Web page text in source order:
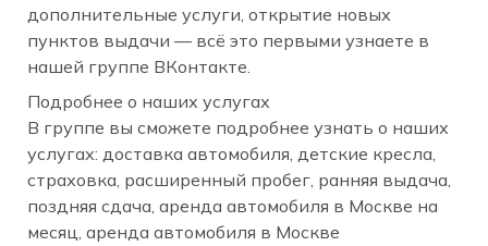
дополнительные услуги, открытие новых
пунктов выдачи — всё это первыми узнаете в
нашей группе ВКонтакте.
Подробнее о наших услугах
В группе вы сможете подробнее узнать о наших
услугах: доставка автомобиля, детские кресла,
страховка, расширенный пробег, ранняя выдача,
поздняя сдача, аренда автомобиля в Москве на
месяц, аренда автомобиля в Москве